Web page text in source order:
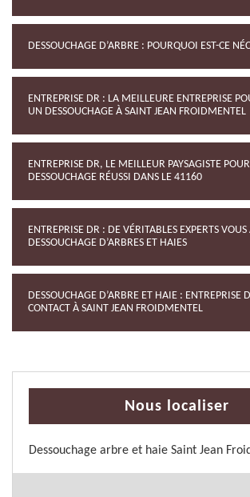
DESSOUCHAGE D’ARBRE : POURQUOI EST-CE
ENTREPRISE DR : LA MEILLEURE ENTREPRISE
UN DESSOUCHAGE À SAINT JEAN FROIDMENTEL
ENTREPRISE DR, LE MEILLEUR PAYSAGISTE
DESSOUCHAGE RÉUSSI DANS LE 41160
ENTREPRISE DR : DE VÉRITABLES EXPERTS
DESSOUCHAGE D’ARBRES ET HAIES
DESSOUCHAGE D’ARBRE ET HAIE : ENTREPRISE
CONTACT À SAINT JEAN FROIDMENTEL
Nous localiser
Dessouchage arbre et haie Saint Jean